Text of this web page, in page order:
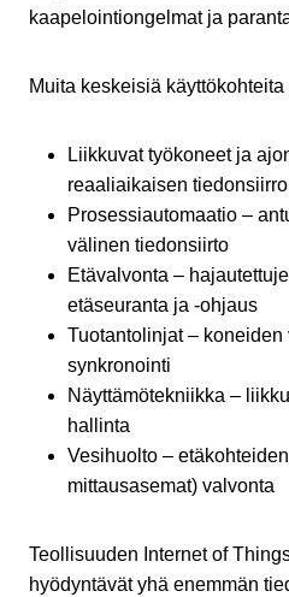
kaapelointiongelmat ja
Muita keskeisiä käyttökohteita
Liikkuvat työkoneet ja
reaaliaikaisen
Prosessiautomaatio –
välinen tiedonsiirto
Etävalvonta –
etäseuranta ja -ohjaus
Tuotantolinjat –
synkronointi
Näyttämötekniikka –
hallinta
Vesihuolto –
mittausasemat) valvonta
Teollisuuden Internet of
hyödyntävät yhä enemmän